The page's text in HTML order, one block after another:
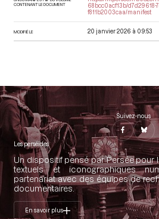
CONTENANT LE DOCUMENT
68bcc0acf13b/d7d29618-
f811b2003caa/manifest
MODIFIÉ LE 20 janvier 2026 à 09:53
Suivez-nous
Les perséides
Un dispositif pensé par Persée pour
textuels et iconographiques
partenariat avec des équipes de
documentaires.
En savoir plus